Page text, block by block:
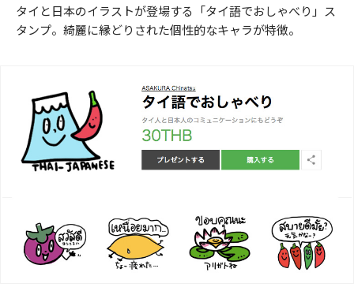
タイと日本のイラストが登場する「タイ語でおしゃべり」ス
タンプ。綺麗に縁どりされた個性的なキャラが特徴。